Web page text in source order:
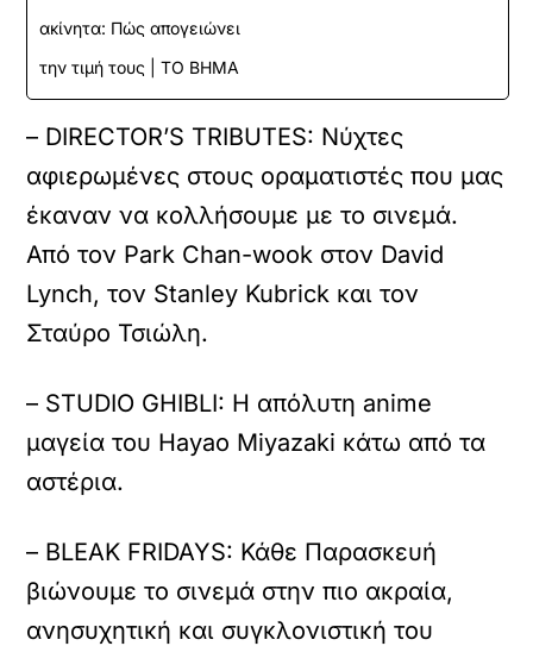
ακίνητα: Πώς απογειώνει
την τιμή τους | ΤΟ ΒΗΜΑ
– DIRECTOR’S TRIBUTES: Νύχτες
αφιερωμένες στους οραματιστές που μας
έκαναν να κολλήσουμε με το σινεμά.
Από τoν Park Chan-wook στον David
Lynch, τον Stanley Kubrick και τον
Σταύρο Τσιώλη.
– STUDIO GHIBLI: Η απόλυτη anime
μαγεία του Hayao Miyazaki κάτω από τα
αστέρια.
– BLEAK FRIDAYS: Κάθε Παρασκευή
βιώνουμε το σινεμά στην πιο ακραία,
ανησυχητική και συγκλονιστική του